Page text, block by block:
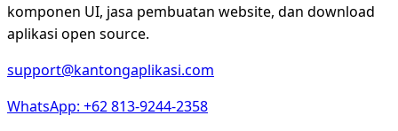
komponen UI, jasa pembuatan website, dan download
aplikasi open source.
support@kantongaplikasi.com
WhatsApp: +62 813-9244-2358